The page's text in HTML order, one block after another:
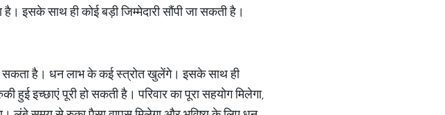
इसके साथ ही कोई बड़ी जिम्मेदारी सौंपी जा सकती है।
हो सकता है। धन लाभ के कई स्त्रोत खुलेंगे। इसके साथ ही
इच्छाएं पूरी हो सकती है। परिवार का पूरा सहयोग मिलेगा,